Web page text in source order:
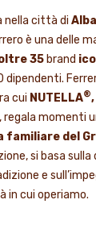
nella città di
è una delle
35 brand
dipendenti.
cui NUTELLA®
, regala momenti
familiare del
si basa sulla
e
in cui operiamo.